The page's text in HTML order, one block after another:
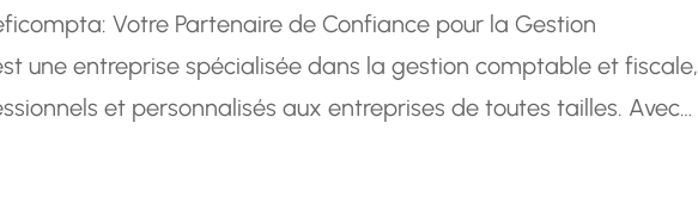
Votre Partenaire de Confiance pour la Gestion
une entreprise spécialisée dans la gestion comptable et fiscale,
et personnalisés aux entreprises de toutes tailles. Avec